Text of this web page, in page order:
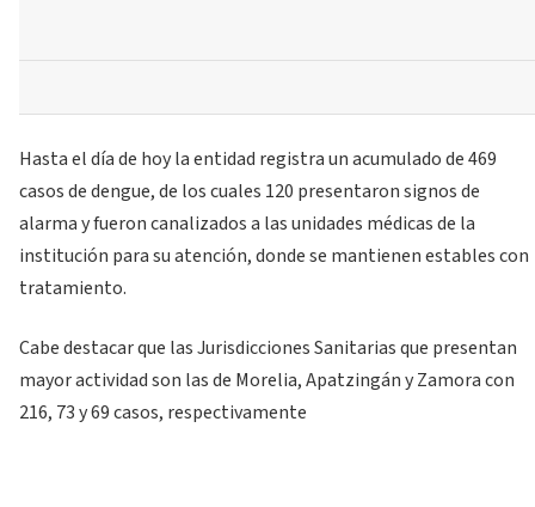
Hasta el día de hoy la entidad registra un acumulado de 469
casos de dengue, de los cuales 120 presentaron signos de
alarma y fueron canalizados a las unidades médicas de la
institución para su atención, donde se mantienen estables con
tratamiento.
Cabe destacar que las Jurisdicciones Sanitarias que presentan
mayor actividad son las de Morelia, Apatzingán y Zamora con
216, 73 y 69 casos, respectivamente